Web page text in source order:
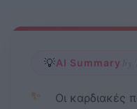
💡AI Summary by
✨
Οι καρδιακές